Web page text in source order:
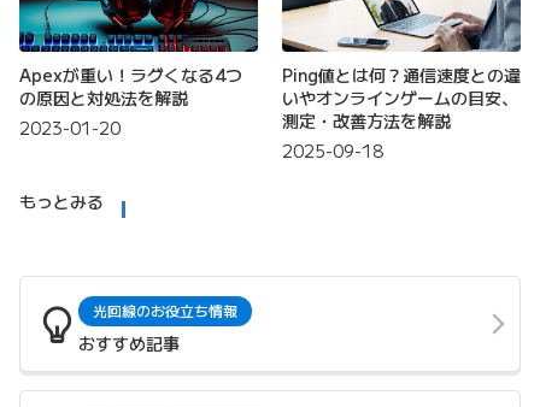
Apexが重い！ラグくなる4つ
の原因と対処法を解説
2023-01-20
Ping値とは何？通信速度との違
いやオンラインゲームの目安、
測定・改善方法を解説
2025-09-18
もっとみる
光回線のお役立ち情報
おすすめ記事